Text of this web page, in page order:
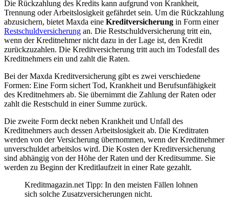
Die Rückzahlung des Kredits kann aufgrund von Krankheit,
Trennung oder Arbeitslosigkeit gefährdet sein. Um die Rückzahlung
abzusichern, bietet Maxda eine Kreditversicherung in Form einer
Restschuldversicherung an. Die Restschuldversicherung tritt ein,
wenn der Kreditnehmer nicht dazu in der Lage ist, den Kredit
zurückzuzahlen. Die Kreditversicherung tritt auch im Todesfall des
Kreditnehmers ein und zahlt die Raten.
Bei der Maxda Kreditversicherung gibt es zwei verschiedene
Formen: Eine Form sichert Tod, Krankheit und Berufsunfähigkeit
des Kreditnehmers ab. Sie übernimmt die Zahlung der Raten oder
zahlt die Restschuld in einer Summe zurück.
Die zweite Form deckt neben Krankheit und Unfall des
Kreditnehmers auch dessen Arbeitslosigkeit ab. Die Kreditraten
werden von der Versicherung übernommen, wenn der Kreditnehmer
unverschuldet arbeitslos wird. Die Kosten der Kreditversicherung
sind abhängig von der Höhe der Raten und der Kreditsumme. Sie
werden zu Beginn der Kreditlaufzeit in einer Rate gezahlt.
Kreditmagazin.net Tipp: In den meisten Fällen lohnen
sich solche Zusatzversicherungen nicht.